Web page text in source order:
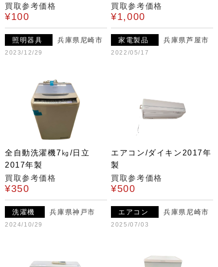
買取参考価格
¥100
照明器具 兵庫県尼崎市
2023/12/29
買取参考価格
¥1,000
家電製品 兵庫県芦屋市
2022/05/17
全自動洗濯機7㎏/日立
2017年製
買取参考価格
¥350
洗濯機 兵庫県神戸市
2024/10/29
エアコン/ダイキン2017年
製
買取参考価格
¥500
エアコン 兵庫県尼崎市
2025/07/03